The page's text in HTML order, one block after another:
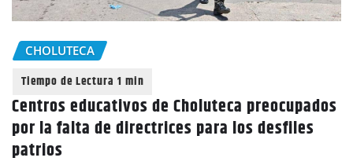
CHOLUTECA
Centros educativos de Choluteca preocupados
por la falta de directrices para los desfiles
patrios